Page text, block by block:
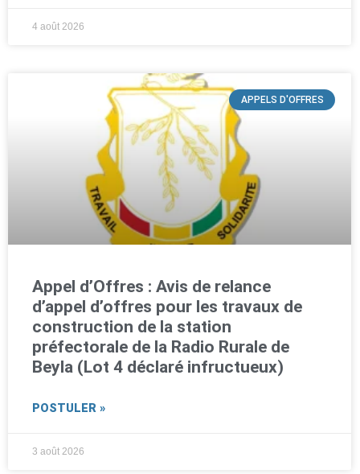
4 août 2026
APPELS D'OFFRES
Appel d’Offres : Avis de relance
d’appel d’offres pour les travaux de
construction de la station
préfectorale de la Radio Rurale de
Beyla (Lot 4 déclaré infructueux)
POSTULER »
3 août 2026